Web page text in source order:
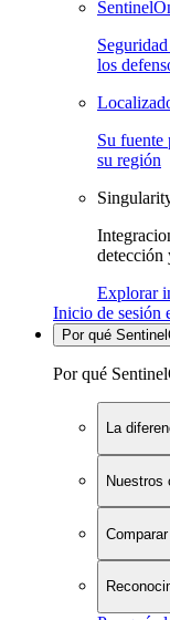
los
Su fuente
su región
detección
Explorar
Inicio de sesión
Por qué
Por qué
La
Nuestros
Comparar